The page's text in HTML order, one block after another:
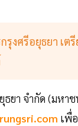
รุงศรีอยุธยา เต
ธยา จำกัด (มหา
เพื่